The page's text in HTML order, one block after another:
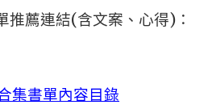
推薦連結(含文案、心得)：
集書單內容目錄